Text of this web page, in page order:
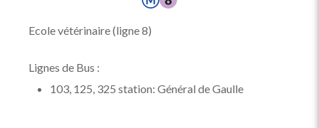
Ecole vétérinaire (ligne 8)
Lignes de Bus :
103, 125, 325 station: Général de Gaulle